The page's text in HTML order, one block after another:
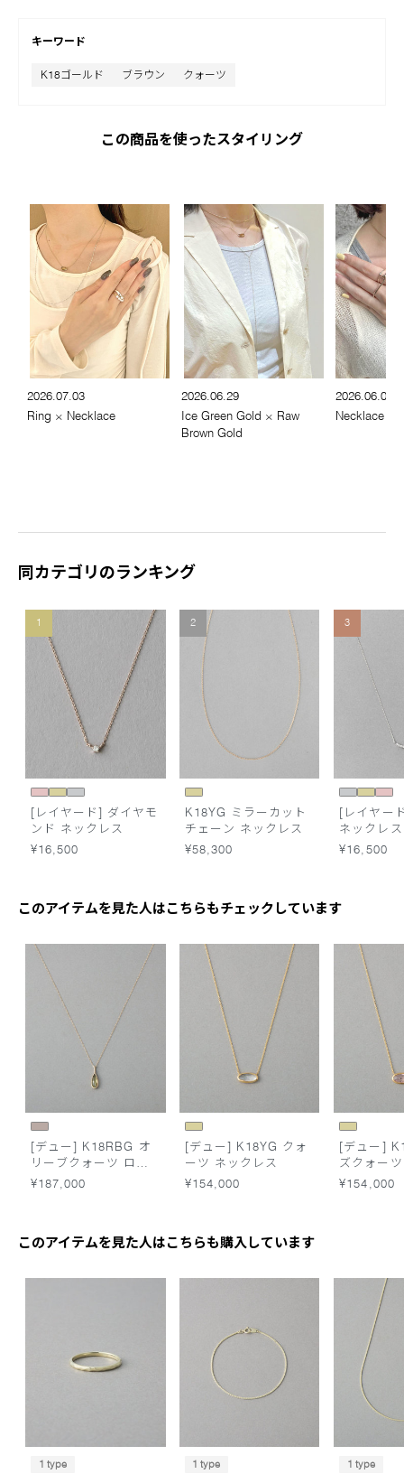
キーワード
K18ゴールド ブラウン クォーツ
この商品を使ったスタイリング
2026.07.03
Ring × Necklace
2026.06.29
Ice Green Gold × Raw
Brown Gold
2026.06.03
Necklace ×
同カテゴリのランキング
1
[レイヤード] ダイヤモ
ンド ネックレス
¥16,500
2
K18YG ミラーカット
チェーン ネックレス
¥58,300
3
[レイヤー
ネックレス
¥16,500
このアイテムを見た人はこちらもチェックしています
[デュー] K18RBG オ
リーブクォーツ ロン
グネックレス
¥187,000
[デュー] K18YG クォ
ーツ ネックレス
¥154,000
[デュー]
ズクォー
ス
¥154,000
このアイテムを見た人はこちらも購入しています
1 type 1 type 1 type